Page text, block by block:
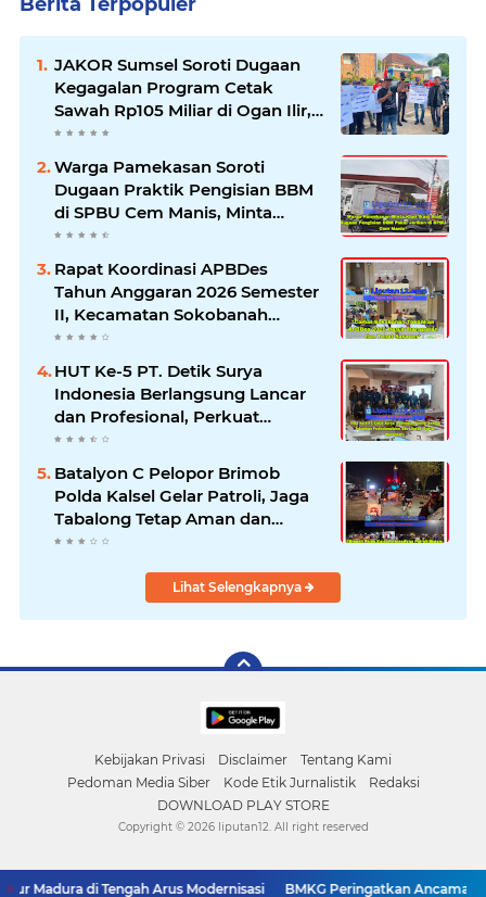
JAKOR Sumsel Soroti Dugaan
Kegagalan Program Cetak
Sawah Rp105 Miliar di Ogan Ilir,
Desak Kadis Pertanian Mundur
Warga Pamekasan Soroti
Dugaan Praktik Pengisian BBM
di SPBU Cem Manis, Minta
Klarifikasi dan Pengawasan
Rapat Koordinasi APBDes
Tahun Anggaran 2026 Semester
II, Kecamatan Sokobanah
Libatkan 12 Desa
HUT Ke-5 PT. Detik Surya
Indonesia Berlangsung Lancar
dan Profesional, Perkuat
Kompetensi Wartawan
Batalyon C Pelopor Brimob
Polda Kalsel Gelar Patroli, Jaga
Tabalong Tetap Aman dan
Kondusif
Lihat Selengkapnya
Kebijakan Privasi Disclaimer
Tentang Kami
Pedoman Media Siber
Kode Etik Jurnalistik
Redaksi
DOWNLOAD PLAY STORE
Madura di Tengah Arus Modernisasi BMKG Peringatkan Ancaman
Copyright © 2026 liputan12. All right reserved